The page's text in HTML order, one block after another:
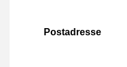
Postadresse